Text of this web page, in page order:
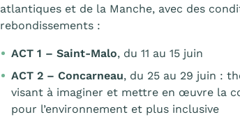
atlantiques et de la Manche, avec des
rebondissements :
ACT 1 – Saint-Malo, du 11 au 15 juin
ACT 2 – Concarneau, du 25 au 29 juin :
visant à imaginer et mettre en œuvre la
pour l’environnement et plus inclusive